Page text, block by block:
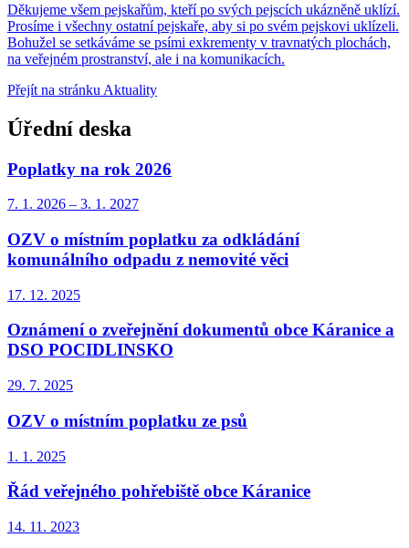
Děkujeme všem pejskařům, kteří po svých pejscích ukázněně uklízí.
Prosíme i všechny ostatní pejskaře, aby si po svém pejskovi uklízeli.
Bohužel se setkáváme se psími exkrementy v travnatých plochách,
na veřejném prostranství, ale i na komunikacích.
Přejít na stránku Aktuality
Úřední deska
Poplatky na rok 2026
7. 1. 2026 – 3. 1. 2027
OZV o místním poplatku za odkládání
komunálního odpadu z nemovité věci
17. 12. 2025
Oznámení o zveřejnění dokumentů obce Káranice a
DSO POCIDLINSKO
29. 7. 2025
OZV o místním poplatku ze psů
1. 1. 2025
Řád veřejného pohřebiště obce Káranice
14. 11. 2023